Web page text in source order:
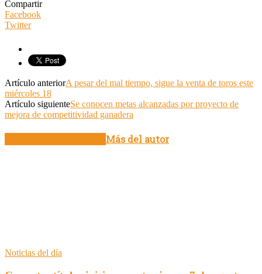
Compartir
Facebook
Twitter
Artículo anteriorA pesar del mal tiempo, sigue la venta de toros este
miércoles 18
Artículo siguienteSe conocen metas alcanzadas por proyecto de
mejora de competitividad ganadera
Más del autor
Noticias del día